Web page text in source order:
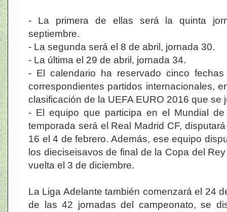
- La primera de ellas será la quinta
septiembre.
- La segunda será el 8 de abril, jornada 30.
- La última el 29 de abril, jornada 34.
- El calendario ha reservado cinco
correspondientes partidos internacionales,
clasificación de la UEFA EURO 2016 que se
- El equipo que participa en el Mundial
temporada será el Real Madrid CF,
16 el 4 de febrero. Además, ese equipo
los dieciseisavos de final de la Copa del
vuelta el 3 de diciembre.
La Liga Adelante también comenzará el 24
de las 42 jornadas del campeonato, se